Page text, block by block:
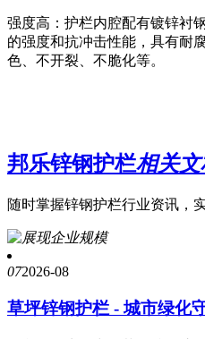
强度高：护栏内腔配有镀锌衬
的强度和抗冲击性能，具有耐
色、不开裂、不脆化等。
邦乐锌钢护栏相关文
随时掌握锌钢护栏行业资讯，
072026-08
草坪锌钢护栏 - 城市绿化